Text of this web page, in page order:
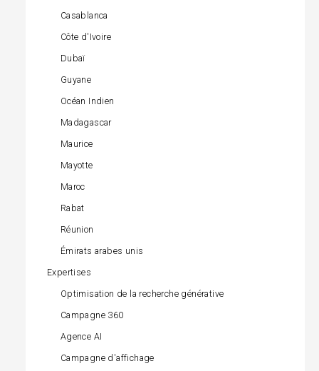
Casablanca
Côte d'Ivoire
Dubaï
Guyane
Océan Indien
Madagascar
Maurice
Mayotte
Maroc
Rabat
Réunion
Émirats arabes unis
Expertises
Optimisation de la recherche générative
Campagne 360
Agence AI
Campagne d'affichage